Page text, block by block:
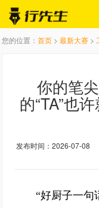
您的位置： 首页 > 最新大赛 >
你的笔
的“TA”也
发布时间：2026-07-08
“好厨子一句